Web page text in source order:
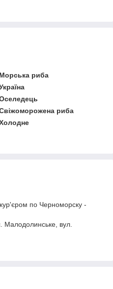
Морська риба
риба
по Черноморску -
Малодолинське, вул.